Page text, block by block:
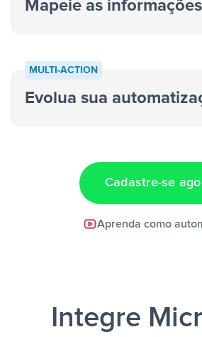
“A cada resposta em um
Mapeie as informações
MULTI-ACTION
Evolua sua
Cadastre-se
Aprenda como
Integre